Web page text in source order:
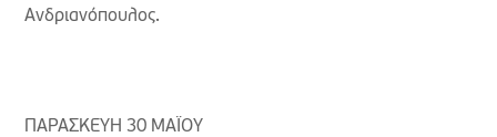
Ανδριανόπουλος.
ΠΑΡΑΣΚΕΥΗ 30 ΜΑΪΟΥ